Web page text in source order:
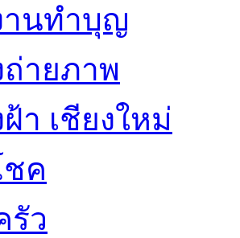
านทำบุญ
ายภาพ
า เชียงใหม่
ชค
รัว